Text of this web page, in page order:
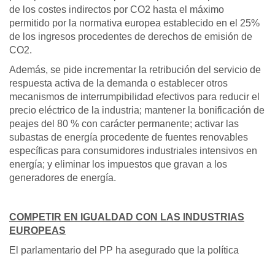
de los costes indirectos por CO2 hasta el máximo
permitido por la normativa europea establecido en el 25%
de los ingresos procedentes de derechos de emisión de
CO2.
Además, se pide incrementar la retribución del servicio de
respuesta activa de la demanda o establecer otros
mecanismos de interrumpibilidad efectivos para reducir el
precio eléctrico de la industria; mantener la bonificación de
peajes del 80 % con carácter permanente; activar las
subastas de energía procedente de fuentes renovables
específicas para consumidores industriales intensivos en
energía; y eliminar los impuestos que gravan a los
generadores de energía.
COMPETIR EN IGUALDAD CON LAS INDUSTRIAS
EUROPEAS
El parlamentario del PP ha asegurado que la política